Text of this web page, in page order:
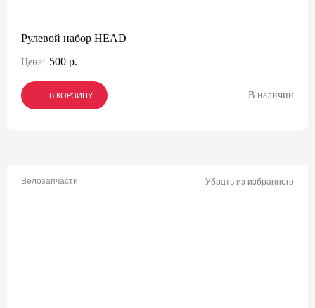
Рулевой набор HEAD
Цена: 500 р.
В КОРЗИНУ
В КОРЗИНУ
В КОРЗИНУ В наличии
Велозапчасти Убрать из избранного